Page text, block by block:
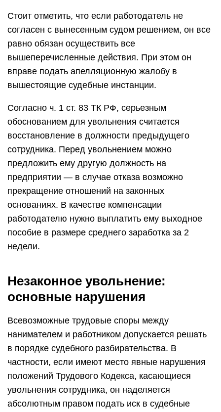
Стоит отметить, что если работодатель не
согласен с вынесенным судом решением, он все
равно обязан осуществить все
вышеперечисленные действия. При этом он
вправе подать апелляционную жалобу в
вышестоящие судебные инстанции.
Согласно ч. 1 ст. 83 ТК РФ, серьезным
обоснованием для увольнения считается
восстановление в должности предыдущего
сотрудника. Перед увольнением можно
предложить ему другую должность на
предприятии — в случае отказа возможно
прекращение отношений на законных
основаниях. В качестве компенсации
работодателю нужно выплатить ему выходное
пособие в размере среднего заработка за 2
недели.
Незаконное увольнение:
основные нарушения
Всевозможные трудовые споры между
нанимателем и работником допускается решать
в порядке судебного разбирательства. В
частности, если имеют место явные нарушения
положений Трудового Кодекса, касающиеся
увольнения сотрудника, он наделяется
абсолютным правом подать иск в судебные